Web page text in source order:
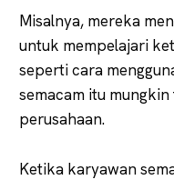
Misalnya, mereka
untuk mempelajari
seperti cara
semacam itu
perusahaan.
Ketika karyawan